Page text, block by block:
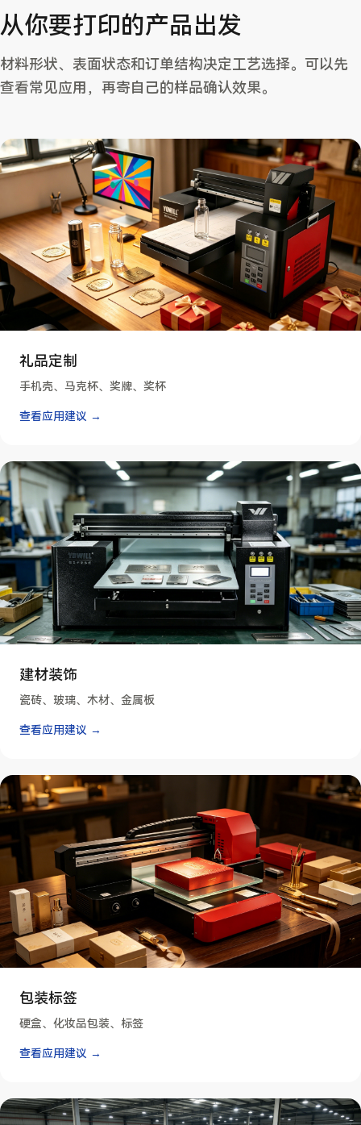
从你要打印的产品出发
材料形状、表面状态和订单结构决定工艺选择。可以先
查看常见应用，再寄自己的样品确认效果。
礼品定制
手机壳、马克杯、奖牌、奖杯
查看应用建议 →
建材装饰
瓷砖、玻璃、木材、金属板
查看应用建议 →
包装标签
硬盒、化妆品包装、标签
查看应用建议 →